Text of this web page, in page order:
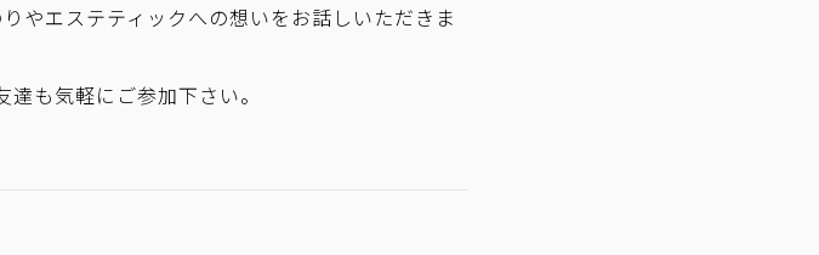
やエステティックへの想いをお話しいただきま
も気軽にご参加下さい。